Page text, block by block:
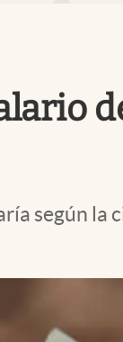
según